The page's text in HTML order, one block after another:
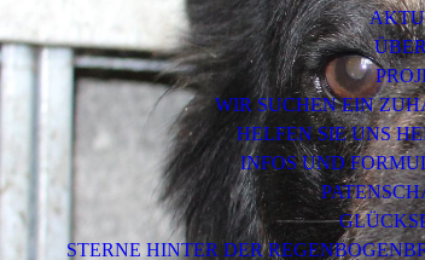
WIR SUCHEN EIN
HELFEN SIE UNS
INFOS UND
STERNE HINTER DER